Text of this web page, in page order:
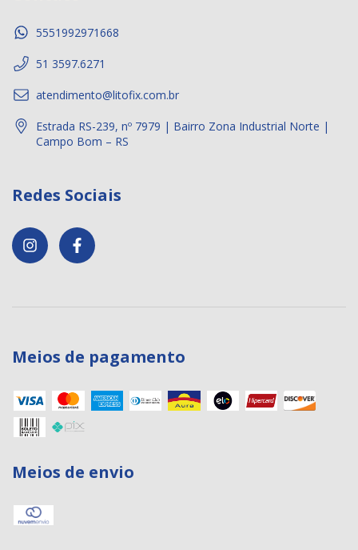
5551992971668
51 3597.6271
atendimento@litofix.com.br
Estrada RS-239, nº 7979 | Bairro Zona Industrial Norte |
Campo Bom – RS
Redes Sociais
Meios de pagamento
Meios de envio